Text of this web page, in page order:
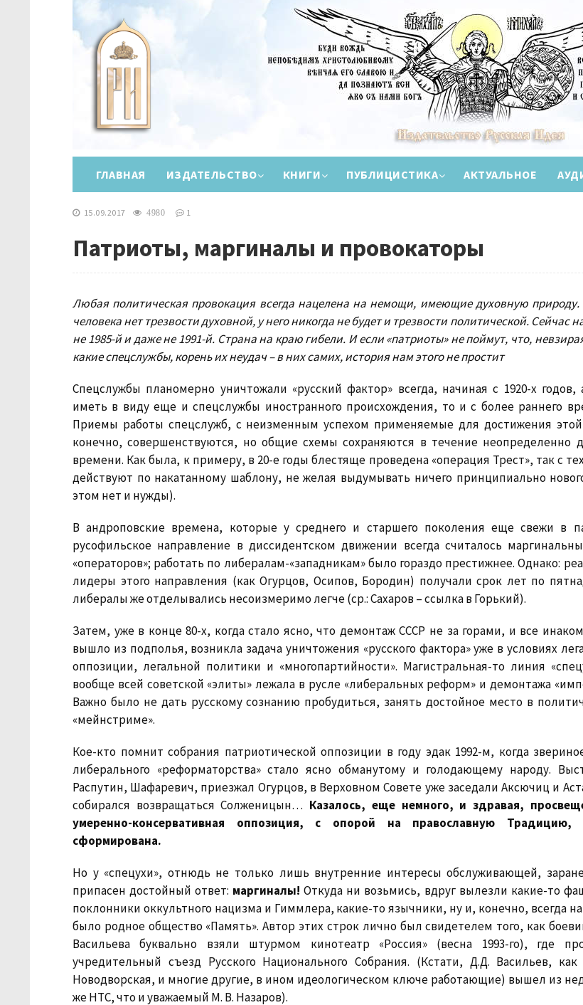
ГЛАВНАЯ ИЗДАТЕЛЬСТВО КНИГИ ПУБЛИЦИСТИКА АКТУАЛЬНОЕ
15.09.2017 4980 1
Патриоты, маргиналы и провокаторы
Любая политическая провокация всегда нацелена на немощи, имеющие духовную природу.
человека нет трезвости духовной, у него никогда не будет и трезвости политической. Сейчас
не 1985-й и даже не 1991-й. Страна на краю гибели. И если «патриоты» не поймут, что,
какие спецслужбы, корень их неудач – в них самих, история нам этого не простит
Спецслужбы планомерно уничтожали «русский фактор» всегда, начиная с 1920-х годов,
иметь в виду еще и спецслужбы иностранного происхождения, то и с более раннего
Приемы работы спецслужб, с неизменным успехом применяемые для достижения
конечно, совершенствуются, но общие схемы сохраняются в течение неопределенно
времени. Как была, к примеру, в 20-е годы блестяще проведена «операция Трест», так с
действуют по накатанному шаблону, не желая выдумывать ничего принципиально
этом нет и нужды).
В андроповские времена, которые у среднего и старшего поколения еще свежи в
русофильское направление в диссидентском движении всегда считалось
«операторов»; работать по либералам-«западникам» было гораздо престижнее. Однако:
лидеры этого направления (как Огурцов, Осипов, Бородин) получали срок лет по
либералы же отделывались несоизмеримо легче (ср.: Сахаров – ссылка в Горький).
Затем, уже в конце 80-х, когда стало ясно, что демонтаж СССР не за горами, и все
вышло из подполья, возникла задача уничтожения «русского фактора» уже в условиях
оппозиции, легальной политики и «многопартийности». Магистральная-то линия
вообще всей советской «элиты» лежала в русле «либеральных реформ» и демонтажа
Важно было не дать русскому сознанию пробудиться, занять достойное место в
«мейнстриме».
Кое-кто помнит собрания патриотической оппозиции в году эдак 1992-м, когда
либерального «реформаторства» стало ясно обманутому и голодающему народу.
Распутин, Шафаревич, приезжал Огурцов, в Верховном Совете уже заседали Аксючиц и
собирался возвращаться Солженицын… Казалось, еще немного, и здравая,
умеренно-консервативная оппозиция, с опорой на православную Традицию,
сформирована.
Но у «спецухи», отнюдь не только лишь внутренние интересы обслуживающей,
припасен достойный ответ: маргиналы! Откуда ни возьмись, вдруг вылезли какие-то
поклонники оккультного нацизма и Гиммлера, какие-то язычники, ну и, конечно, всегда
было родное общество «Память». Автор этих строк лично был свидетелем того, как
Васильева буквально взяли штурмом кинотеатр «Россия» (весна 1993-го), где
учредительный съезд Русского Национального Собрания. (Кстати, Д.Д. Васильев,
Новодворская, и многие другие, в ином идеологическом ключе работающие) вышел из
же НТС, что и уважаемый М. В. Назаров).